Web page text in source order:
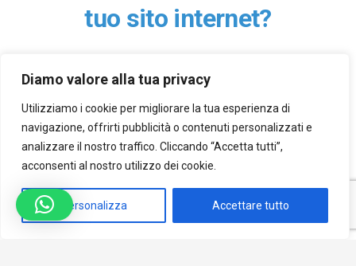
Diamo valore alla tua privacy
Utilizziamo i cookie per migliorare la tua esperienza di
navigazione, offrirti pubblicità o contenuti personalizzati e
analizzare il nostro traffico. Cliccando “Accetta tutti”,
acconsenti al nostro utilizzo dei cookie.
Personalizza Accettare tutto
tuo sito internet?